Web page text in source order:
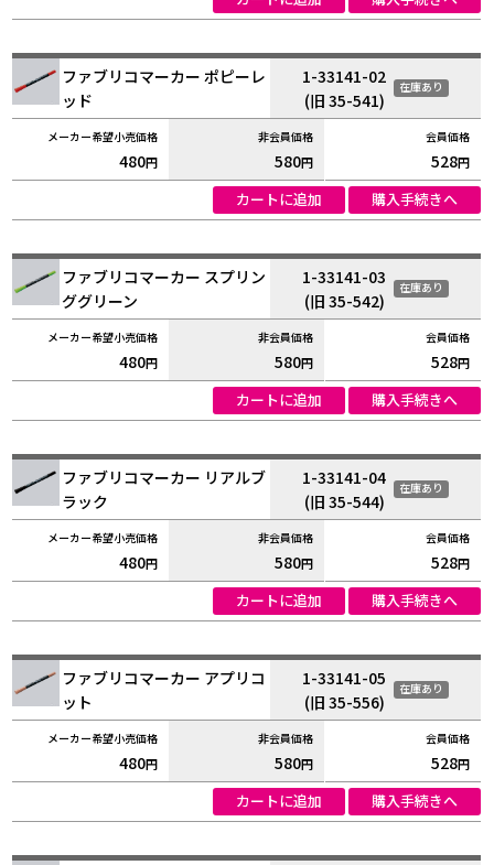
ファブリコマーカー ポピーレ
ッド
1-33141-02
(旧 35-541)
在庫あり
480円 580円 528円
カートに追加 購入手続きへ
ファブリコマーカー スプリン
ググリーン
1-33141-03
(旧 35-542)
在庫あり
480円 580円 528円
カートに追加 購入手続きへ
ファブリコマーカー リアルブ
ラック
1-33141-04
(旧 35-544)
在庫あり
480円 580円 528円
カートに追加 購入手続きへ
ファブリコマーカー アプリコ
ット
1-33141-05
(旧 35-556)
在庫あり
480円 580円 528円
カートに追加 購入手続きへ